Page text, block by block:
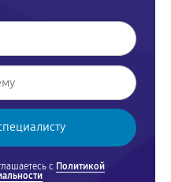
с Политикой